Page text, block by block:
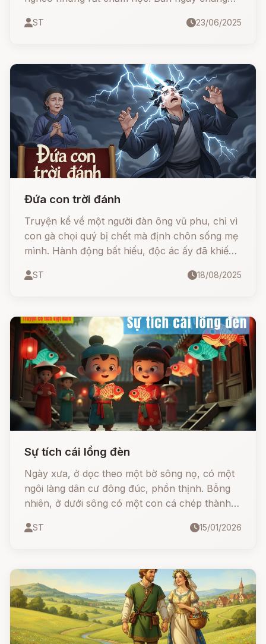
và mua dầu đèn. Ban đêm chàng cặm cụi đọc
ST 23/06/2025
Đứa con trời đánh
Truyện kể về một người đàn ông vũ phu, chỉ vì
con gà chọi quý bị chết mà định chôn sống mẹ
mình. Hành động bất hiếu, độc ác ấy đã khiến
ST 18/08/2025
Sự tích cái lồng đèn
Ngày xưa, ở dọc theo một bờ sông nọ, có một
ngôi làng dân cư đông đúc, phồn thịnh. Bỗng
nhiên, ở dưới sông có một con cá chép thành
ST 15/01/2026